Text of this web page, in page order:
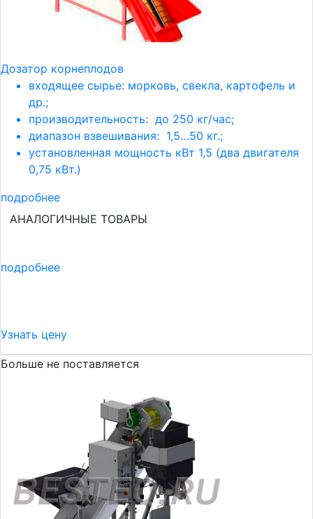
Дозатор корнеплодов
входящее сырье: морковь, свекла, картофель и
др.;
производительность: до 250 кг/час;
диапазон взвешивания: 1,5…50 кг.;
установленная мощность кВт 1,5 (два двигателя
0,75 кВт.)
подробнее
АНАЛОГИЧНЫЕ ТОВАРЫ
подробнее
Узнать цену
Больше не поставляется